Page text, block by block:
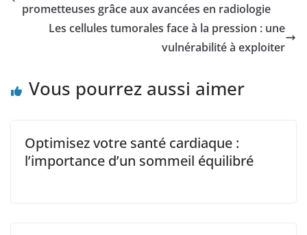
prometteuses grâce aux avancées en radiologie
Les cellules tumorales face à la pression : une
vulnérabilité à exploiter
Vous pourrez aussi aimer
Optimisez votre santé cardiaque :
l’importance d’un sommeil équilibré